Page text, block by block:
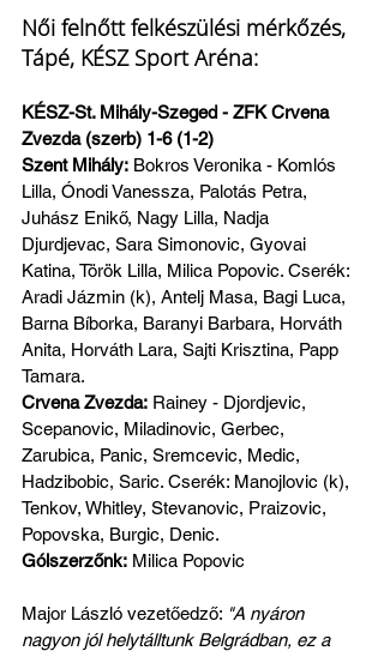
Női felnőtt felkészülési mérkőzés,
Tápé, KÉSZ Sport Aréna:
KÉSZ-St. Mihály-Szeged - ZFK Crvena
Zvezda (szerb) 1-6 (1-2)
Szent Mihály: Bokros Veronika - Komlós
Lilla, Ónodi Vanessza, Palotás Petra,
Juhász Enikő, Nagy Lilla, Nadja
Djurdjevac, Sara Simonovic, Gyovai
Katina, Török Lilla, Milica Popovic. Cserék:
Aradi Jázmin (k), Antelj Masa, Bagi Luca,
Barna Bíborka, Baranyi Barbara, Horváth
Anita, Horváth Lara, Sajti Krisztina, Papp
Tamara.
Crvena Zvezda: Rainey - Djordjevic,
Scepanovic, Miladinovic, Gerbec,
Zarubica, Panic, Sremcevic, Medic,
Hadzibobic, Saric. Cserék: Manojlovic (k),
Tenkov, Whitley, Stevanovic, Praizovic,
Popovska, Burgic, Denic.
Gólszerzőnk: Milica Popovic
Major László vezetőedző: "A nyáron
nagyon jól helytálltunk Belgrádban, ez a